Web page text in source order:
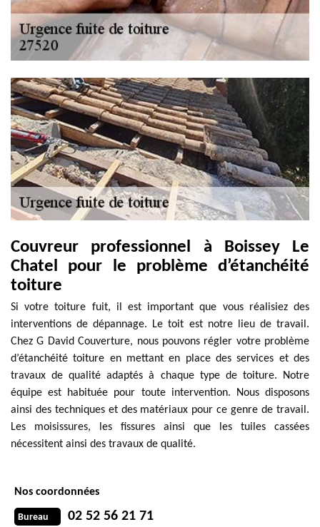
Couvreur professionnel à Boissey Le
Chatel pour le problème d’étanchéité
toiture
Si votre toiture fuit, il est important que vous réalisiez des
interventions de dépannage. Le toit est notre lieu de travail.
Chez G David Couverture, nous pouvons régler votre problème
d’étanchéité toiture en mettant en place des services et des
travaux de qualité adaptés à chaque type de toiture. Notre
équipe est habituée pour toute intervention. Nous disposons
ainsi des techniques et des matériaux pour ce genre de travail.
Les moisissures, les fissures ainsi que les tuiles cassées
nécessitent ainsi des travaux de qualité.
Nos coordonnées
Bureau 02 52 56 21 71